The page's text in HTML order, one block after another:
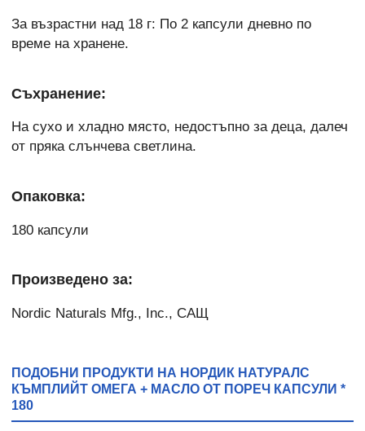
За възрастни над 18 г: По 2 капсули дневно по
време на хранене.
Съхранение:
На сухо и хладно място, недостъпно за деца, далеч
от пряка слънчева светлина.
Опаковка:
180 капсули
Произведено за:
Nordic Naturals Mfg., Inc., САЩ
ПОДОБНИ ПРОДУКТИ НА НОРДИК НАТУРАЛС
КЪМПЛИЙТ ОМЕГА + МАСЛО ОТ ПОРЕЧ КАПСУЛИ *
180